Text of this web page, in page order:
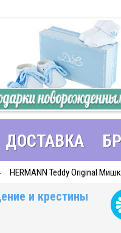
ДОСТАВКА
HERMANN Teddy Original
и крестины